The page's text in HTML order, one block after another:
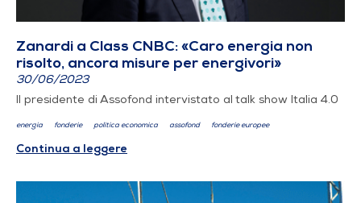
Zanardi a Class CNBC: «Caro energia non
risolto, ancora misure per energivori»
30/06/2023
Il presidente di Assofond intervistato al talk show Italia 4.0
energia fonderie politica economica assofond fonderie europee
Continua a leggere